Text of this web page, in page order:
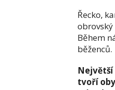
Řecko,
Během
běženců.
tvoří